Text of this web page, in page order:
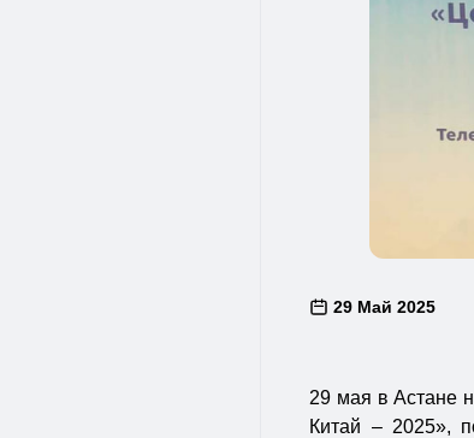
29 Май 2025
29 мая в Астане
Китай – 2025»,